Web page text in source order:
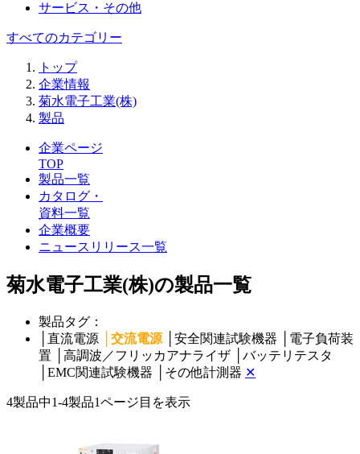
サービス・その他
すべてのカテゴリー
トップ
企業情報
菊水電子工業(株)
製品
企業ページ
TOP
製品一覧
カタログ・
資料一覧
企業概要
ニュースリリース一覧
菊水電子工業(株)の製品一覧
製品タグ：
直流電源 交流電源 安全関連試験機器
電子負荷装
置
高調波／フリッカアナライザ
バッテリテスタ
EMC関連試験機器 その他計測器 ✕
4製品中1-4製品1ページ目を表示